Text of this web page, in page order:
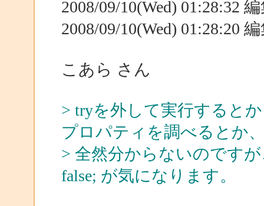
2008/09/10(Wed) 01:28:32
2008/09/10(Wed) 01:28:20
こあら さん
> tryを外して実行するとか
プロパティを調べるとか
> 全然分からないのですが
false; が気になります。